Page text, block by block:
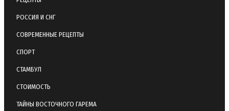
РОССИЯ И СНГ
СОВРЕМЕННЫЕ РЕЦЕПТЫ
СПОРТ
СТАМБУЛ
СТОИМОСТЬ
ТАЙНЫ ВОСТОЧНОГО ГАРЕМА